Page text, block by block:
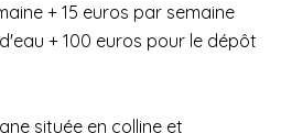
+ 15 euros par semaine
+ 100 euros pour le dépôt
située en colline et